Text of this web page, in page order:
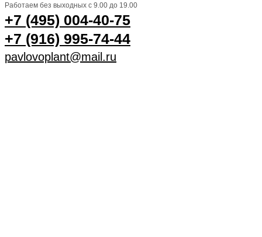
Работаем без выходных с 9.00 до 19.00
+7 (495) 004-40-75
+7 (916) 995-74-44
pavlovoplant@mail.ru